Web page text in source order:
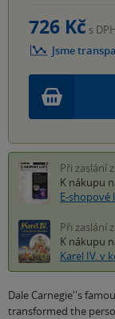
726 Kč s DPH
Jsme
Při zaslání
K nákupu
E-shopové
Při zaslání
K nákupu
Karel IV. v
Dale Carnegie''s
transformed the